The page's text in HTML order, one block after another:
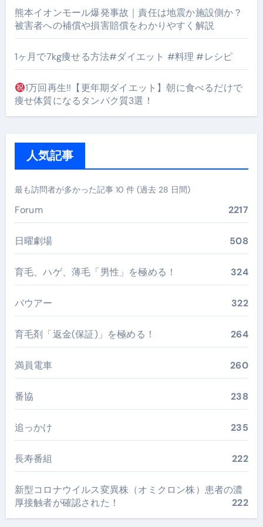
熊本イオンモール爆発事故｜責任は地震か施設側か？
被害者への補償や損害賠償をわかりやすく解説
1ヶ月で7kg痩せる方法#ダイエット #料理 #レシピ
1万回再生!!【更年期ダイエット】朝に食べるだけで
痩せ体質になるタンパク質3選！
人気記事
最も訪問者が多かった記事 10 件 (過去 28 日間)
Forum 2217
日曜劇場 508
育毛、ハゲ、薄毛「男性」を極める！ 324
バウアー 322
育毛剤「返金(保証)」を極める！ 264
満員電車 260
番協 238
追っかけ 235
長寿番組 222
新型コロナウイルス変異株（オミクロン株）患者の濃
厚接触者が確認された！
222